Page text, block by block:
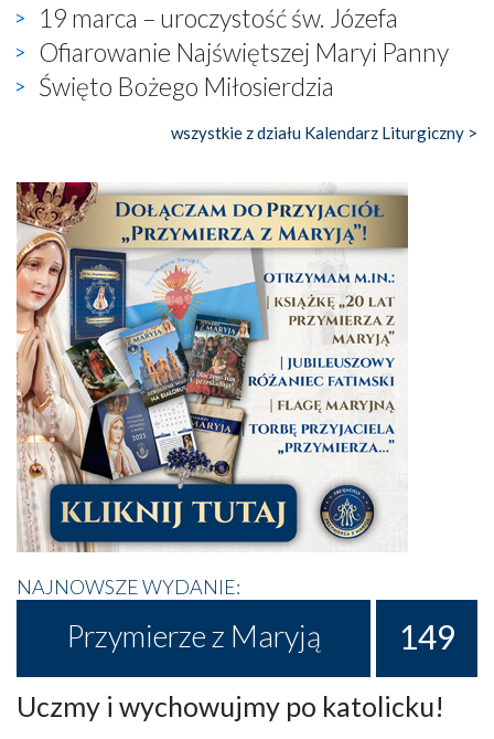
19 marca – uroczystość św. Józefa
Ofiarowanie Najświętszej Maryi Panny
Święto Bożego Miłosierdzia
wszystkie z działu Kalendarz Liturgiczny >
NAJNOWSZE WYDANIE:
Przymierze z Maryją 149
Uczmy i wychowujmy po katolicku!